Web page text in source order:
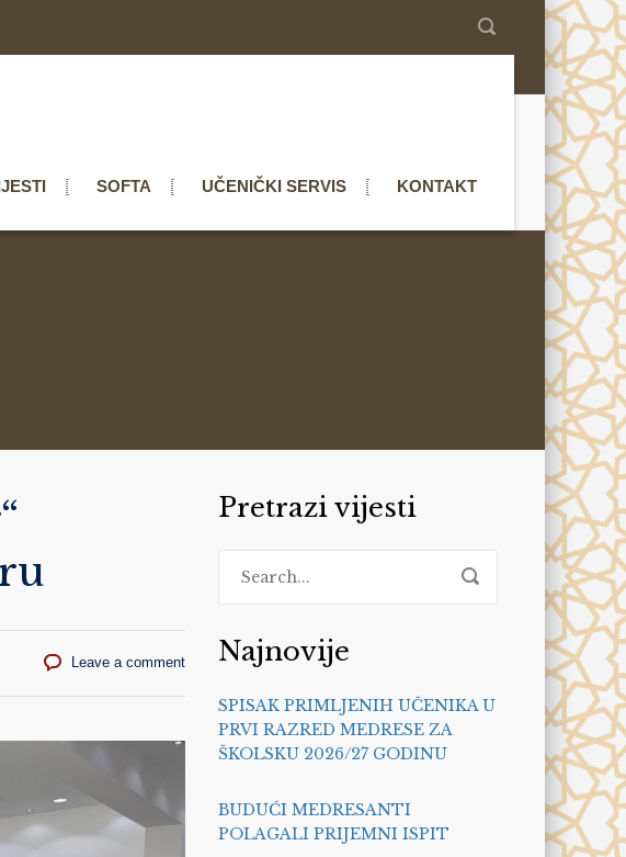
SOFTA UČENIČKI SERVIS KONTAKT
Leave a comment
Pretrazi vijesti
Najnovije
SPISAK PRIMLJENIH UČENIKA U
PRVI RAZRED MEDRESE ZA
ŠKOLSKU 2026/27 GODINU
BUDUĆI MEDRESANTI
POLAGALI PRIJEMNI ISPIT